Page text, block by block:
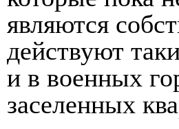
являются
действуют
и в военных
заселенных